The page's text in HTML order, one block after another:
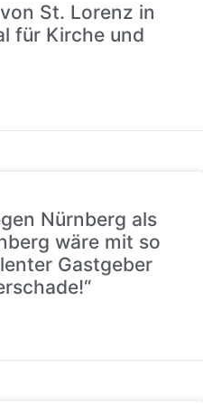
St. Lorenz in
für Kirche und
Nürnberg als
wäre mit so
Gastgeber